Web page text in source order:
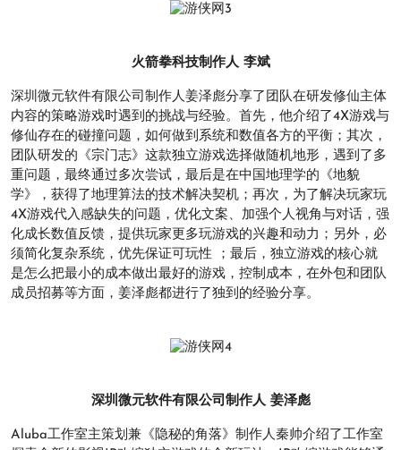
火箭拳科技制作人 李斌
深圳微元软件有限公司制作人姜泽彪分享了团队在研发修仙主体
内容的策略游戏时遇到的挑战与经验。首先，他介绍了4X游戏与
修仙存在的碰撞问题，如何做到系统和数值各方的平衡；其次，
团队研发的《宗门志》这款独立游戏选择做随机地形，遇到了多
重问题，最终通过多次尝试，最后是在中国地理学的《地貌
学》，获得了地理算法的技术解决契机；再次，为了解决玩家玩
4X游戏代入感缺失的问题，优化文案、加强个人视角与对话，强
化成长数值反馈，提供玩家更多玩游戏的兴趣和动力；另外，必
须简化复杂系统，优先保证可玩性 ；最后，独立游戏的核心就
是怎么把最小的成本做出最好的游戏，控制成本，在外包和团队
成员招募等方面，姜泽彪都进行了独到的经验分享。
深圳微元软件有限公司制作人 姜泽彪
Aluba工作室主策划兼《隐秘的角落》制作人秦帅介绍了工作室